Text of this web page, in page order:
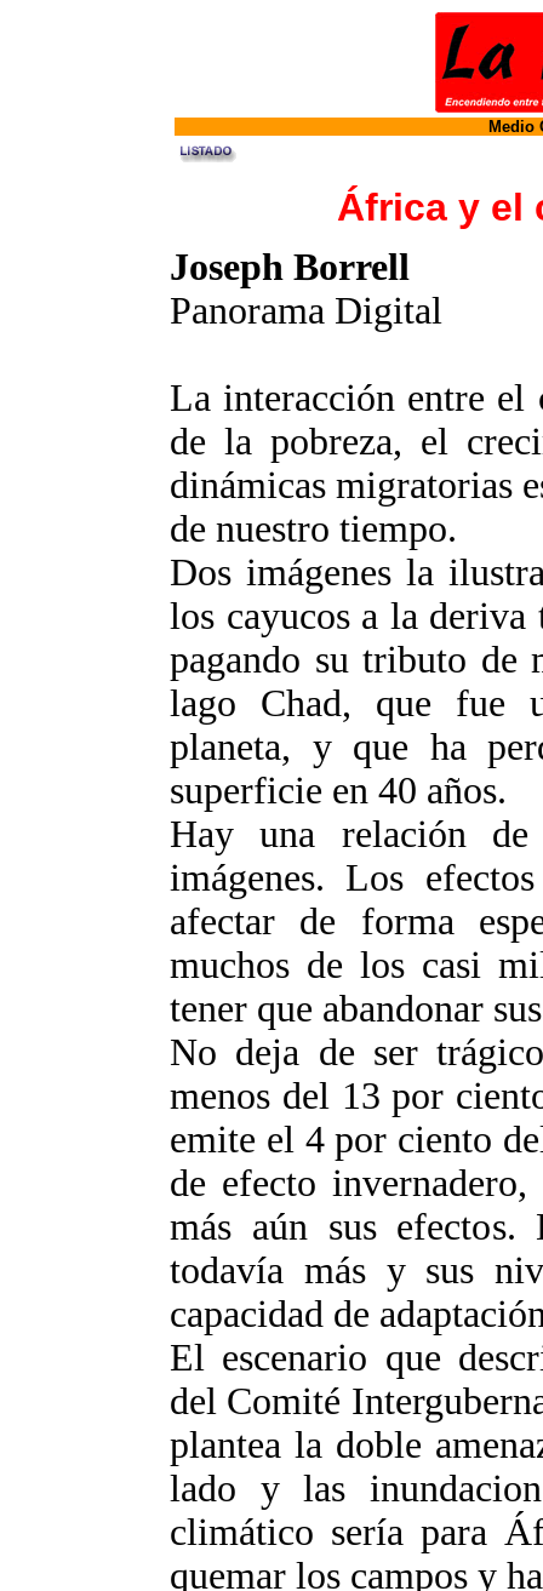
Medio
África y el
Joseph Borrell
Panorama Digital
La interacción entre
de la pobreza, el
dinámicas migratorias
de nuestro tiempo.
Dos imágenes la
los cayucos a la deriva
pagando su tributo de
lago Chad, que fue
planeta, y que ha
superficie en 40 años.
Hay una relación de
imágenes. Los
afectar de forma
muchos de los casi
tener que abandonar
No deja de ser
menos del 13 por
emite el 4 por ciento
de efecto
más aún sus efectos.
todavía más y sus
capacidad de
El escenario que
del Comité
plantea la doble
lado y las
climático sería para
quemar los campos y